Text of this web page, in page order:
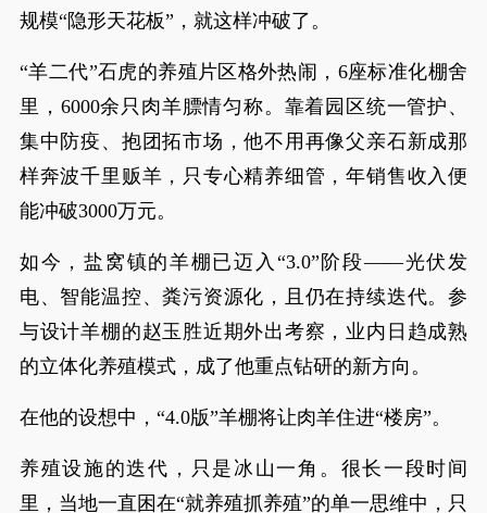
规模“隐形天花板”，就这样冲破了。
“羊二代”石虎的养殖片区格外热闹，6座标准化棚舍
里，6000余只肉羊膘情匀称。靠着园区统一管护、
集中防疫、抱团拓市场，他不用再像父亲石新成那
样奔波千里贩羊，只专心精养细管，年销售收入便
能冲破3000万元。
如今，盐窝镇的羊棚已迈入“3.0”阶段——光伏发
电、智能温控、粪污资源化，且仍在持续迭代。参
与设计羊棚的赵玉胜近期外出考察，业内日趋成熟
的立体化养殖模式，成了他重点钻研的新方向。
在他的设想中，“4.0版”羊棚将让肉羊住进“楼房”。
养殖设施的迭代，只是冰山一角。很长一段时间
里，当地一直困在“就养殖抓养殖”的单一思维中，只